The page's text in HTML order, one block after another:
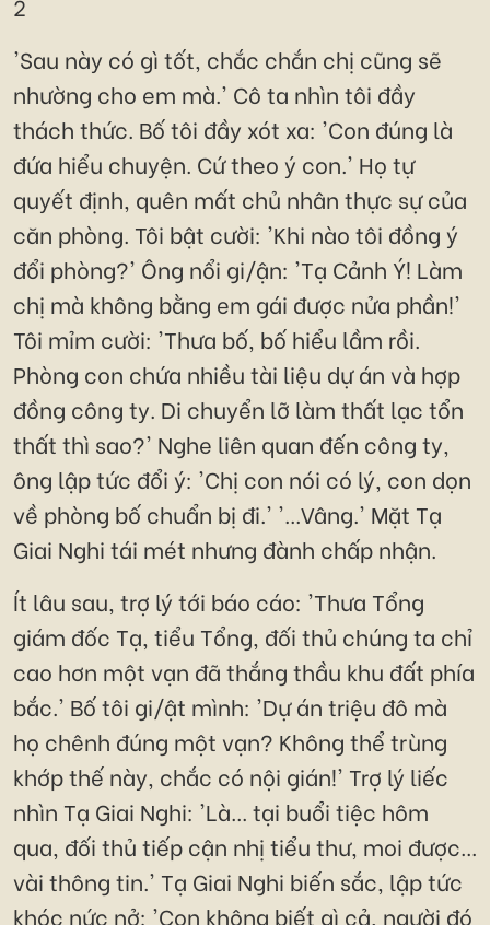
'Sau này có gì tốt, chắc chắn chị cũng sẽ
nhường cho em mà.' Cô ta nhìn tôi đầy
thách thức. Bố tôi đầy xót xa: 'Con đúng là
đứa hiểu chuyện. Cứ theo ý con.' Họ tự
quyết định, quên mất chủ nhân thực sự của
căn phòng. Tôi bật cười: 'Khi nào tôi đồng ý
đổi phòng?' Ông nổi gi/ận: 'Tạ Cảnh Ý! Làm
chị mà không bằng em gái được nửa phần!'
Tôi mỉm cười: 'Thưa bố, bố hiểu lầm rồi.
Phòng con chứa nhiều tài liệu dự án và hợp
đồng công ty. Di chuyển lỡ làm thất lạc tổn
thất thì sao?' Nghe liên quan đến công ty,
ông lập tức đổi ý: 'Chị con nói có lý, con dọn
về phòng bố chuẩn bị đi.' '...Vâng.' Mặt Tạ
Giai Nghi tái mét nhưng đành chấp nhận.
Ít lâu sau, trợ lý tới báo cáo: 'Thưa Tổng
giám đốc Tạ, tiểu Tổng, đối thủ chúng ta chỉ
cao hơn một vạn đã thắng thầu khu đất phía
bắc.' Bố tôi gi/ật mình: 'Dự án triệu đô mà
họ chênh đúng một vạn? Không thể trùng
khớp thế này, chắc có nội gián!' Trợ lý liếc
nhìn Tạ Giai Nghi: 'Là... tại buổi tiệc hôm
qua, đối thủ tiếp cận nhị tiểu thư, moi được...
vài thông tin.' Tạ Giai Nghi biến sắc, lập tức
khóc nức nở: 'Con không biết gì cả, người đó